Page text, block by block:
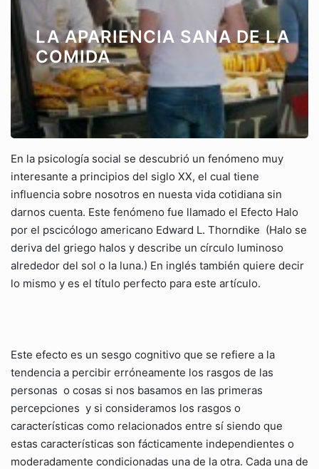
LA APARIENCIA SANA DE LA
COMIDA
En la psicología social se descubrió un fenómeno muy
interesante a principios del siglo XX, el cual tiene
influencia sobre nosotros en nuesta vida cotidiana sin
darnos cuenta. Este fenómeno fue llamado el Efecto Halo
por el pscicólogo americano Edward L. Thorndike (Halo se
deriva del griego halos y describe un círculo luminoso
alrededor del sol o la luna.) En inglés también quiere decir
lo mismo y es el título perfecto para este artículo.
Este efecto es un sesgo cognitivo que se refiere a la
tendencia a percibir erróneamente los rasgos de las
personas o cosas si nos basamos en las primeras
percepciones y si consideramos los rasgos o
características como relacionados entre sí siendo que
estas características son fácticamente independientes o
moderadamente condicionadas una de la otra. Cada una de